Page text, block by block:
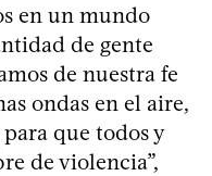
en un mundo
de gente
de nuestra fe
ondas en el aire,
que todos y
de violencia”,